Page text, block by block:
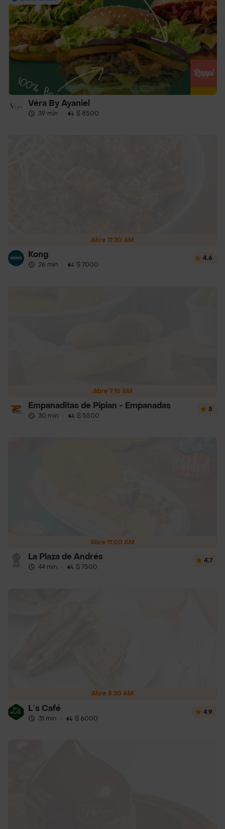
Véra By Ayaniel
39 min · $ 8500
Abre 11:30 AM
Kong
26 min · $ 7000
4.6
Abre 7:15 AM
Empanaditas de Pipian - Empanadas
30 min · $ 5500
5
Abre 11:00 AM
La Plaza de Andrés
44 min · $ 7500
4.7
Abre 8:30 AM
L´s Café
31 min · $ 6000
4.9